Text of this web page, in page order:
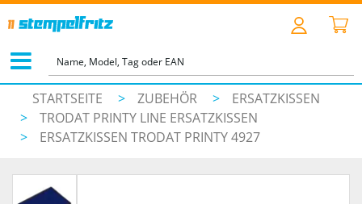
STARTSEITE > ZUBEHÖR >
ERSATZKISSEN
>
TRODAT PRINTY LINE ERSATZKISSEN
>
ERSATZKISSEN TRODAT PRINTY 4927